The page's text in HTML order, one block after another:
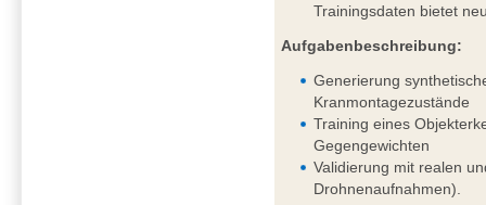
Trainingsdaten bietet
Aufgabenbeschreibung:
Generierung
Kranmontagezustände
Training eines
Gegengewichten
Validierung mit realen
Drohnenaufnahmen).